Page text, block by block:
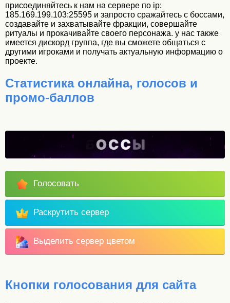
присоединяйтесь к нам на сервере по ip:
185.169.199.103:25595 и запросто сражайтесь с боссами,
создавайте и захватывайте фракции, совершайте
ритуалы и прокачивайте своего персонажа. у нас также
имеется дискорд группа, где вы сможете общаться с
другими игроками и получать актуальную информацию о
проекте.
Статистика онлайна, голосов и
промо-баллов
Голосовать
Раскрутить сервер
Выделить сервер цветом
Кнопки голосования для сайта